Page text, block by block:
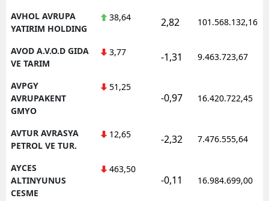
AVHOL AVRUPA
YATIRIM HOLDING
38,64 2,82 101.568.132,16
AVOD A.V.O.D GIDA
VE TARIM
3,77 -1,31 9.463.723,67
AVPGY
AVRUPAKENT
GMYO
51,25
-0,97 16.420.722,45
AVTUR AVRASYA
PETROL VE TUR.
12,65 -2,32 7.476.555,64
AYCES
ALTINYUNUS
CESME
463,50
-0,11 16.984.699,00